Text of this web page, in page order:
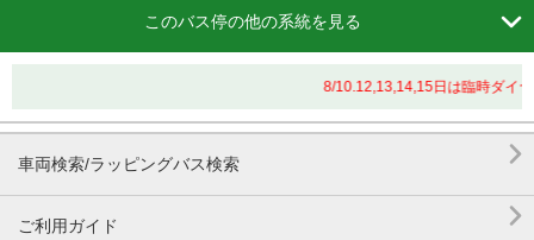
このバス停の他の系統を見る 
8/10.12,13,14,15日は臨時ダイ
車両検索/ラッピングバス検索 
ご利用ガイド 